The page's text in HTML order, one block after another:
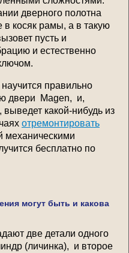
дверного полотна
в косяк рамы, а в такую
пусть и
и естественно
научится правильно
двери Magen, и,
какой-нибудь из
отремонтировать
механическими
бесплатно по
могут быть и какова
две детали одного
(личинка), и второе